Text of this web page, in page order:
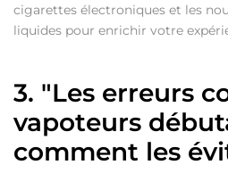
cigarettes électroniques et les
liquides pour enrichir votre
3. "Les erreurs
vapoteurs
comment les